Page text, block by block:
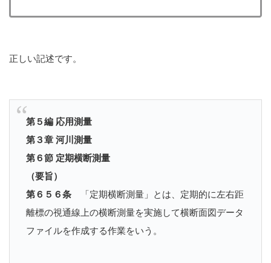
正しい記述です。
第５編 応用測量
第３章 河川測量
第６節 定期横断測量
（要旨）
第６５６条 「定期横断測量」とは、定期的に左右距
離標の視通線上の横断測量を実施して横断面図データ
ファイルを作成する作業をいう。